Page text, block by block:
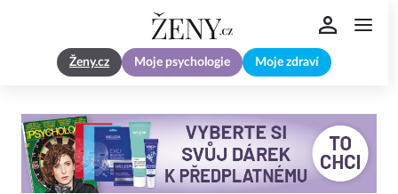
Ženy.cz Moje psychologie Moje zdraví